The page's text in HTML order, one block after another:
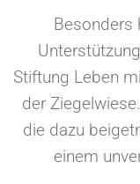
Besonders
Stiftung Leben
der
die dazu
einem